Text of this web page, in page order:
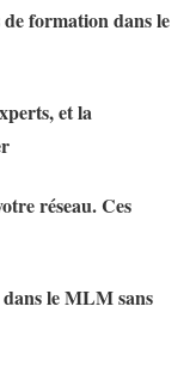
de formation dans le
et la
réseau. Ces
dans le MLM sans